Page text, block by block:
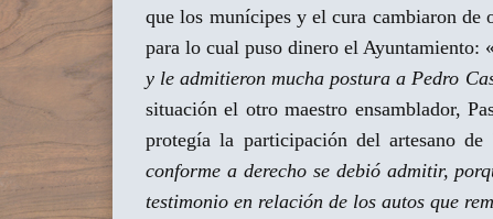
que los munícipes y el cura cambiaron
para lo cual puso dinero el Ayuntamiento: «
y le admitieron mucha postura a Pedro
situación el otro maestro ensamblador,
protegía la participación del artesano
conforme a derecho se debió admitir,
testimonio en relación de los autos que